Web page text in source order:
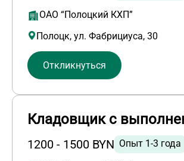
ОАО “Полоцкий КХП”
Полоцк, ул. Фабрициуса, 30
Откликнуться
Кладовщик с
1200 - 1500 BYN Опыт 1-3 года